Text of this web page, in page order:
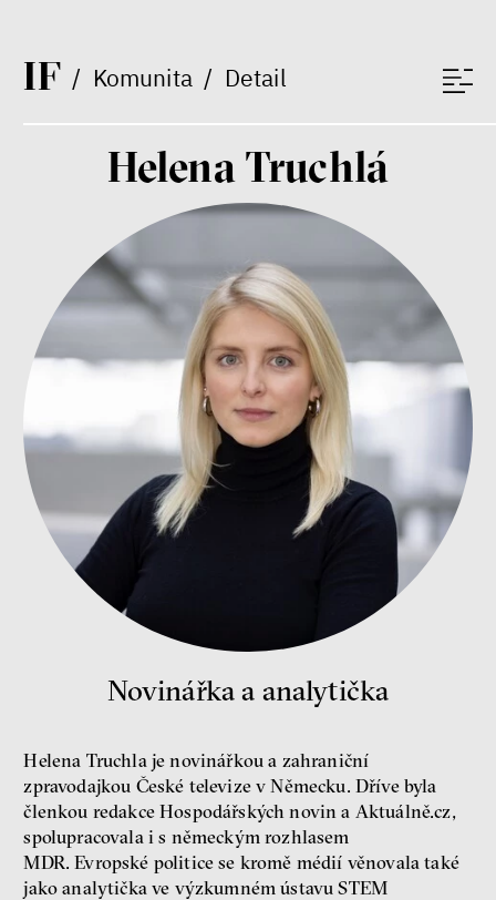
IF/ Komunita/ Detail
publicista
Nehrajeme o to, jaké peníze
budeme mít, ale čí budou, říká
ekonom Palanský
Miroslav Palanský, Petr Bittner
rozhovor
peníze ekonomika
Demokracie v limitech.
Jeffrey Winters o tom, jak
majetek oligarchů určuje
Jeffrey A. Winters
Petr Bittner
Helena Truchlá
Novinářka a analytička
Helena Truchla je novinářkou a zahraniční
zpravodajkou České televize v Německu. Dříve byla
členkou redakce Hospodářských novin a Aktuálně.cz,
spolupracovala i s německým rozhlasem
MDR. Evropské politice se kromě médií věnovala také
jako analytička ve výzkumném ústavu STEM